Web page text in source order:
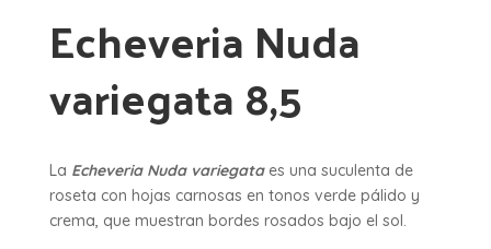
Echeveria Nuda
variegata 8,5
La Echeveria Nuda variegataes una suculenta de
roseta con hojas carnosas en tonos verde pálido y
crema, que muestran bordes rosados bajo el sol.